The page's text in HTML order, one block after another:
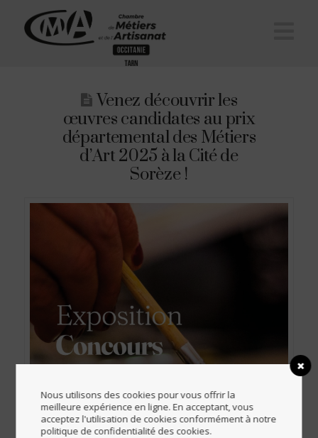
Venez découvrir les
œuvres candidates au prix
départemental des Métiers
d’Art 2025 à la Cité de
Sorèze !
Nous utilisons des cookies pour vous offrir la
meilleure expérience en ligne. En acceptant, vous
acceptez l'utilisation de cookies conformément à notre
politique de confidentialité des cookies.